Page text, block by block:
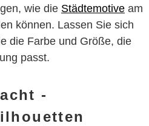
wie die Städtemotive am
können. Lassen Sie sich
die Farbe und Größe, die
passt.
-